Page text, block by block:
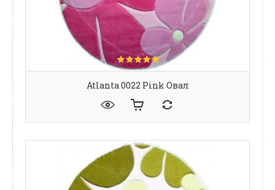
Atlanta 0022 Pink Овал